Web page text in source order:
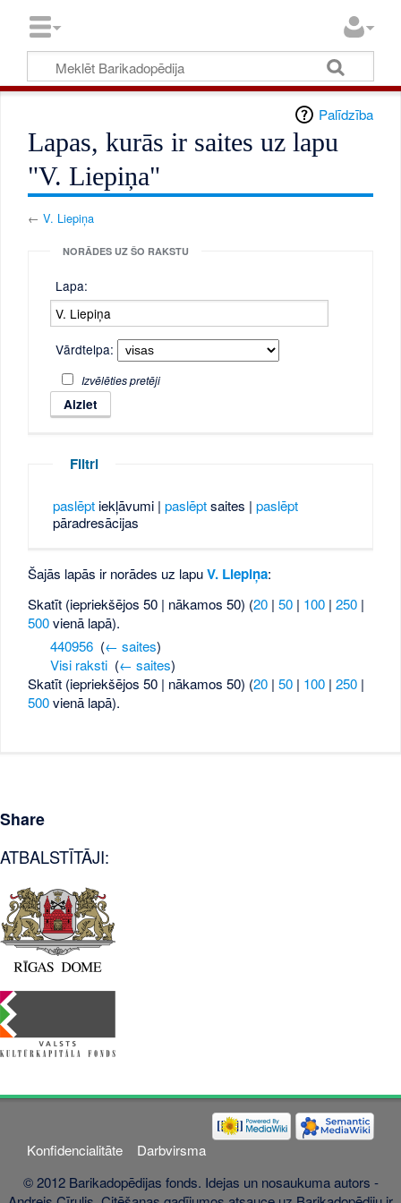
Palīdzība
Lapas, kurās ir saites uz lapu
"V. Liepiņa"
←V. Liepiņa
NORĀDES UZ ŠO RAKSTU
Lapa:
Vārdtelpa:
Izvēlēties pretēji
Filtri
paslēptiekļāvumi | paslēptsaites | paslēpt
pāradresācijas
Šajās lapās ir norādes uz lapuV. Liepiņa:
Skatīt (iepriekšējos 50 | nākamos 50) (20 |50 | 100 |250 |
500vienā lapā).
440956‎ (← saites)
Visi raksti‎ (← saites)
Skatīt (iepriekšējos 50 | nākamos 50) (20 |50 | 100 |250 |
500vienā lapā).
Share
ATBALSTĪTĀJI:
Konfidencialitāte
Darbvirsma
© 2012 Barikadopēdijas fonds. Idejas un nosaukuma autors -